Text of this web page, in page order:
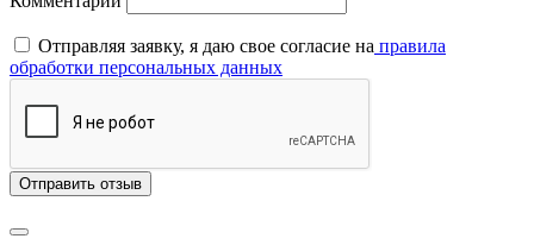
Отправляя заявку, я даю свое согласие на правила
обработки персональных данных
Отправить отзыв